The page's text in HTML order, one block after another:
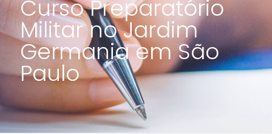
Curso Preparatório
Militar no Jardim
Germania em São
Paulo